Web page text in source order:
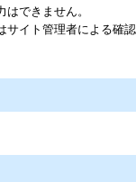
はできません。
サイト管理者による確